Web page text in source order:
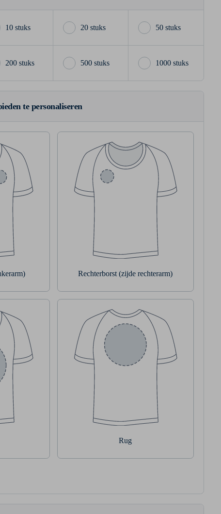
10 stuks 20 stuks 50 stuks
200 stuks 500 stuks 1000 stuks
te personaliseren
Rechterborst (zijde rechterarm)
Rug